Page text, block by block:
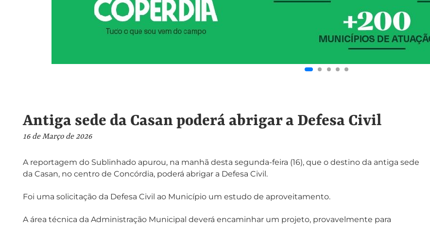
Antiga sede da Casan poderá abrigar a Defesa Civil
16 de Março de 2026
A reportagem do Sublinhado apurou, na manhã desta segunda-feira (16), que o destino da antiga sede
da Casan, no centro de Concórdia, poderá abrigar a Defesa Civil.
Foi uma solicitação da Defesa Civil ao Município um estudo de aproveitamento.
A área técnica da Administração Municipal deverá encaminhar um projeto, provavelmente para